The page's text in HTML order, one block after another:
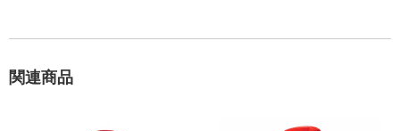
関連商品